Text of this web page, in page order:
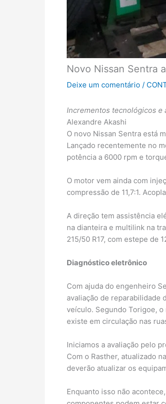
Novo Nissan Sentra
Deixe um comentário /
Incrementos tecnológicos e
Alexandre Akashi
O novo Nissan Sentra está
Lançado recentemente no
potência a 6000 rpm e
O motor vem ainda com
compressão de 11,7:1.
A direção tem assistência
na dianteira e multilink na
215/50 R17, com estepe de
Diagnóstico eletrônico
Com ajuda do engenheiro
avaliação de reparabilidade
veículo. Segundo Torigoe,
existe em circulação nas
Iniciamos a avaliação pelo
Com o Rasther, atualizado
deverão atualizar os
Enquanto isso não